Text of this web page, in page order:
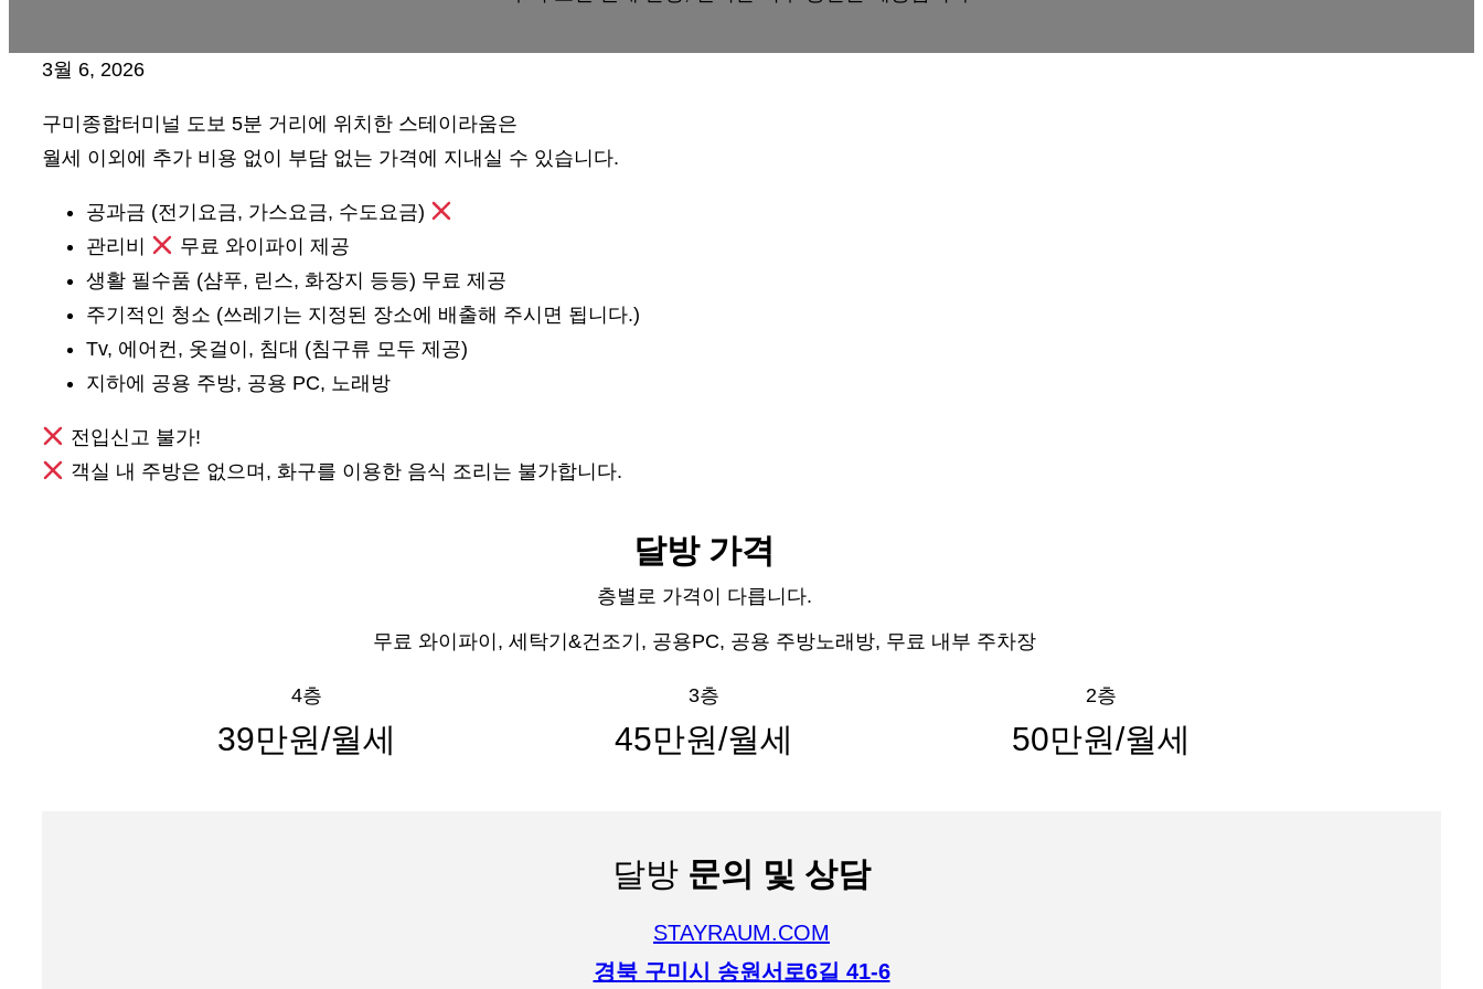
3월 6, 2026
구미종합터미널 도보 5분 거리에 위치한 스테이라움은
월세 이외에 추가 비용 없이 부담 없는 가격에 지내실 수 있습니다.
공과금 (전기요금, 가스요금, 수도요금)
관리비
무료 와이파이 제공
생활 필수품 (샴푸, 린스, 화장지 등등) 무료 제공
주기적인 청소 (쓰레기는 지정된 장소에 배출해 주시면 됩니다.)
Tv, 에어컨, 옷걸이, 침대 (침구류 모두 제공)
지하에 공용 주방, 공용 PC, 노래방
전입신고 불가!
객실 내 주방은 없으며, 화구를 이용한 음식 조리는 불가합니다.
달방 가격
층별로 가격이 다릅니다.
무료 와이파이, 세탁기&건조기, 공용PC, 공용 주방노래방, 무료 내부 주차장
4층
39만원/월세
3층
45만원/월세
2층
50만원/월세
달방 문의 및 상담
STAYRAUM.COM
경북 구미시 송원서로6길 41-6